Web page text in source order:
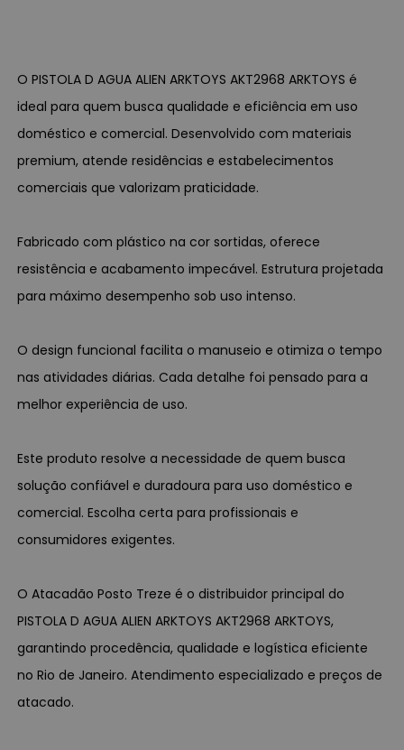
O PISTOLA D AGUA ALIEN ARKTOYS AKT2968 ARKTOYS é
ideal para quem busca qualidade e eficiência em uso
doméstico e comercial. Desenvolvido com materiais
premium, atende residências e estabelecimentos
comerciais que valorizam praticidade.
Fabricado com plástico na cor sortidas, oferece
resistência e acabamento impecável. Estrutura projetada
para máximo desempenho sob uso intenso.
O design funcional facilita o manuseio e otimiza o tempo
nas atividades diárias. Cada detalhe foi pensado para a
melhor experiência de uso.
Este produto resolve a necessidade de quem busca
solução confiável e duradoura para uso doméstico e
comercial. Escolha certa para profissionais e
consumidores exigentes.
O Atacadão Posto Treze é o distribuidor principal do
PISTOLA D AGUA ALIEN ARKTOYS AKT2968 ARKTOYS,
garantindo procedência, qualidade e logística eficiente
no Rio de Janeiro. Atendimento especializado e preços de
atacado.